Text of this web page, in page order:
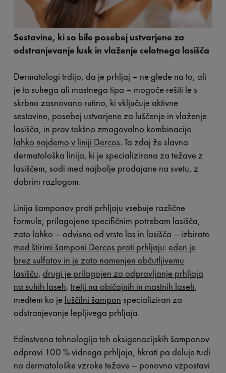
Sestavine, ki so bile posebej ustvarjene za
odstranjevanje lusk in vlaženje celotnega lasišča
Dermatologi trdijo, da je prhljaj – ne glede na to, ali
je ta suhega ali mastnega tipa – mogoče rešiti le s
skrbno zasnovano rutino, ki vključuje aktivne
sestavine, posebej ustvarjene za luščenje in vlaženje
lasišča, in prav takšno zmagovalno kombinacijo
lahko najdemo v liniji Dercos. Ta zdaj že slavna
dermatološka linija, ki je specializirana za težave z
lasiščem, sodi med najbolje prodajane na svetu, z
dobrim razlogom.
Linija šamponov proti prhljaju vsebuje različne
formule, prilagojene specifičnim potrebam lasišča,
zato lahko – odvisno od vrste las in lasišča – izbirate
med štirimi šamponi Dercos proti prhljaju: eden je
brez sulfatov in je zato namenjen občutljivemu
lasišču, drugi je prilagojen za odpravljanje prhljaja
na suhih laseh, tretji na običajnih in mastnih laseh,
medtem ko je luščilni šampon specializiran za
odstranjevanje lepljivega prhljaja.
Edinstvena tehnologija teh oksigenacijskih šamponov
odpravi 100 % vidnega prhljaja, hkrati pa deluje tudi
na dermatološke vzroke težave – ponovno vzpostavi